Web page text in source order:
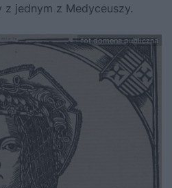
z jednym z Medyceuszy.
fot.domena publiczna